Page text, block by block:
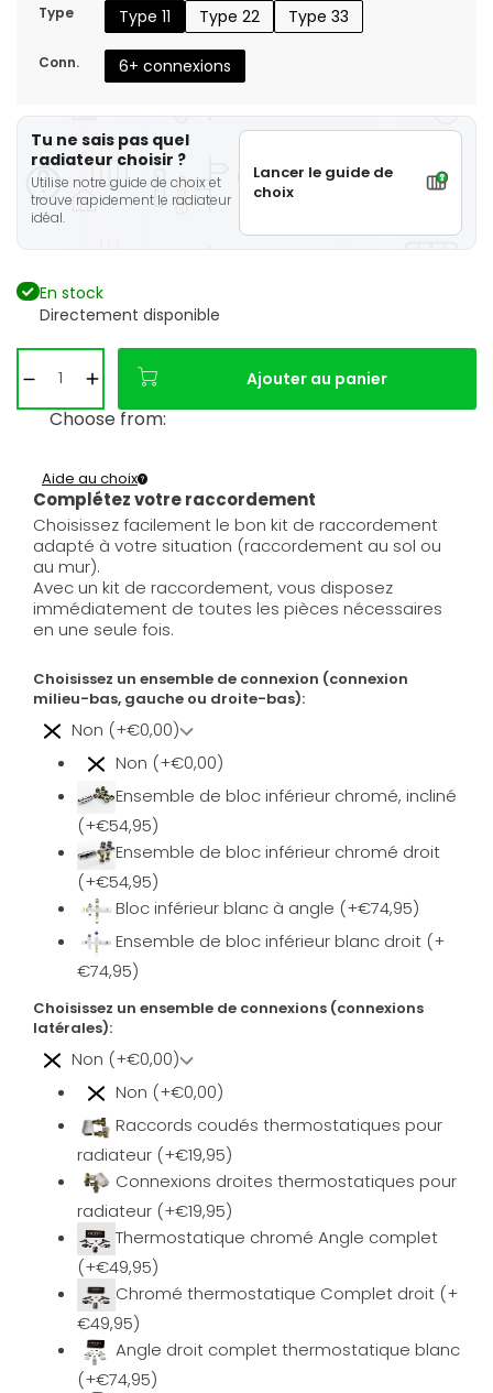
Type Type 11 Type 22 Type 33
Conn. 6+ connexions
Tu ne sais pas quel
radiateur choisir ?
Utilise notre guide de choix et
trouve rapidement le radiateur
idéal.
Lancer le guide de
choix
En stock
Directement disponible
Ajouter au panier
Choose from:
Complétez votre raccordement
Aide au choix
Choisissez facilement le bon kit de raccordement
adapté à votre situation (raccordement au sol ou
au mur).
Avec un kit de raccordement, vous disposez
immédiatement de toutes les pièces nécessaires
en une seule fois.
Choisissez un ensemble de connexion (connexion
milieu-bas, gauche ou droite-bas):
Non (+€0,00)
Non (+€0,00)
Ensemble de bloc inférieur chromé, incliné
(+€54,95)
Ensemble de bloc inférieur chromé droit
(+€54,95)
Bloc inférieur blanc à angle (+€74,95)
Ensemble de bloc inférieur blanc droit (+
€74,95)
Choisissez un ensemble de connexions (connexions
latérales):
Non (+€0,00)
Non (+€0,00)
Raccords coudés thermostatiques pour
radiateur (+€19,95)
Connexions droites thermostatiques pour
radiateur (+€19,95)
Thermostatique chromé Angle complet
(+€49,95)
Chromé thermostatique Complet droit (+
€49,95)
Angle droit complet thermostatique blanc
(+€74,95)